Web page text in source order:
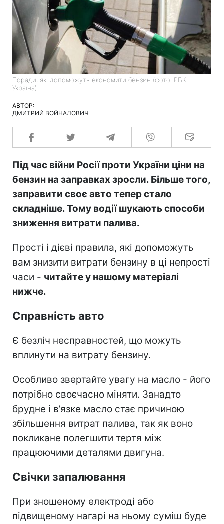
Поради, які допоможуть економити бензин (фото: РБК-
Україна)
АВТОР:
ДМИТРИЙ ВОЙНАЛОВИЧ
Під час війни Росії проти України ціни на
бензин на заправках зросли. Більше того,
заправити своє авто тепер стало
складніше. Тому водії шукають способи
зниження витрати палива.
Прості і дієві правила, які допоможуть
вам знизити витрати бензину в ці непрості
часи - читайте у нашому матеріалі
нижче.
Справність авто
Є безліч несправностей, що можуть
вплинути на витрату бензину.
Особливо звертайте увагу на масло - його
потрібно своєчасно міняти. Занадто
брудне і в’язке масло стає причиною
збільшення витрат палива, так як воно
покликане полегшити тертя між
працюючими деталями двигуна.
Свічки запалювання
При зношеному електроді або
підвищеному нагарі на ньому суміш буде